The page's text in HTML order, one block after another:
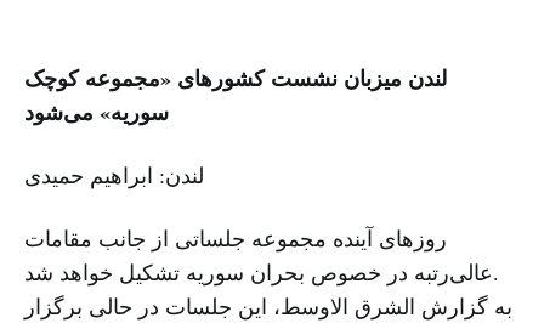
لندن میزبان نشست کشورهای «مجموعه کوچک
سوریه» می‌شود
لندن: ابراهیم حمیدی
روزهای آینده مجموعه جلساتی از جانب مقامات
عالی‌رتبه در خصوص بحران سوریه تشکیل خواهد شد.
به گزارش الشرق الاوسط، این جلسات در حالی برگزار